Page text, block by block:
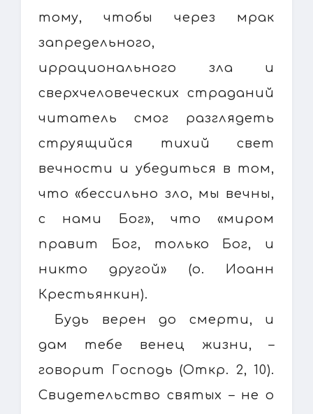
тому, чтобы через мрак
запредельного,
иррационального зла и
сверхчеловеческих страданий
читатель смог разглядеть
струящийся тихий свет
вечности и убедиться в том,
что «бессильно зло, мы вечны,
с нами Бог», что «миром
правит Бог, только Бог, и
никто другой» (о. Иоанн
Крестьянкин).
Будь верен до смерти, и
дам тебе венец жизни, –
говорит Господь (Откр. 2, 10).
Свидетельство святых – не о